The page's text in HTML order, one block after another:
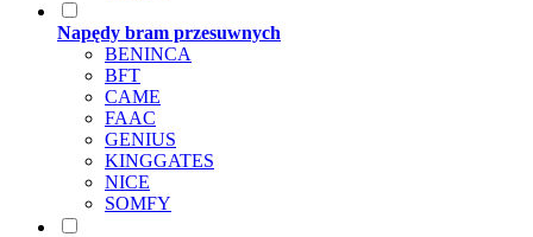
Napędy bram przesuwnych
BENINCA
BFT
CAME
FAAC
GENIUS
KINGGATES
NICE
SOMFY